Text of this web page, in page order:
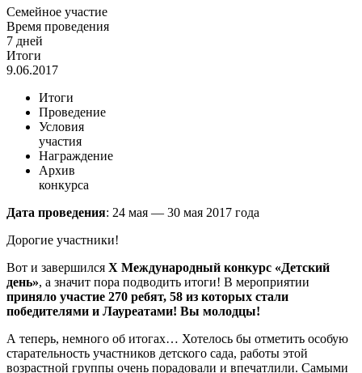
Семейное участие
Время проведения
7 дней
Итоги
9.06.2017
Итоги
Проведение
Условия
участия
Награждение
Архив
конкурса
Дата проведения: 24 мая — 30 мая 2017 года
Дорогие участники!
Вот и завершился Х Международный конкурс «Детский
день», а значит пора подводить итоги! В мероприятии
приняло участие 270 ребят, 58 из которых стали
победителями и Лауреатами! Вы молодцы!
А теперь, немного об итогах… Хотелось бы отметить особую
старательность участников детского сада, работы этой
возрастной группы очень порадовали и впечатлили. Самыми